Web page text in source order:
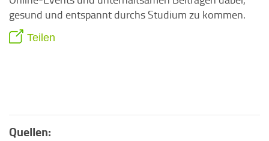
gesund und entspannt durchs Studium zu kommen.
Teilen
Quellen: